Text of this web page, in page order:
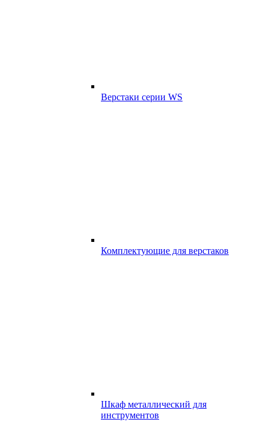
Верстаки серии WS
Комплектующие для верстаков
Шкаф металлический для
инструментов